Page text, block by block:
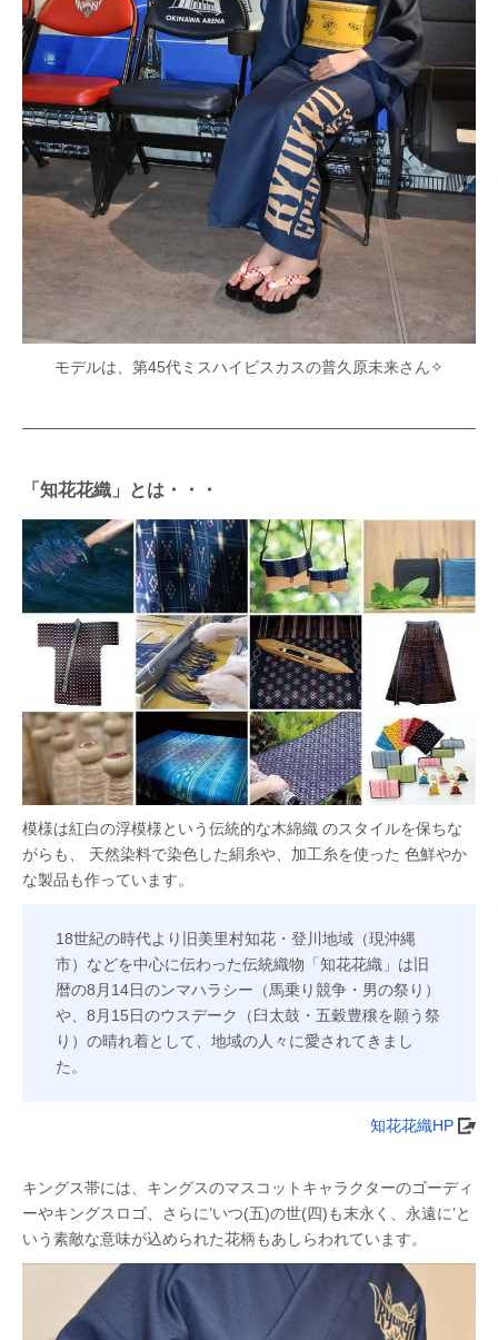
モデルは、第45代ミスハイビスカスの普久原未来さん✧
「知花花織」とは・・・
模様は紅白の浮模様という伝統的な木綿織 のスタイルを保ちな
がらも、 天然染料で染色した絹糸や、加工糸を使った 色鮮やか
な製品も作っています。
18世紀の時代より旧美里村知花・登川地域（現沖縄
市）などを中心に伝わった伝統織物「知花花織」は旧
暦の8月14日のンマハラシー（馬乗り競争・男の祭り）
や、8月15日のウスデーク（臼太鼓・五穀豊穣を願う祭
り）の晴れ着として、地域の人々に愛されてきまし
た。
知花花織HP
キングス帯には、キングスのマスコットキャラクターのゴーディ
ーやキングスロゴ、さらに’いつ(五)の世(四)も末永く、永遠に’と
いう素敵な意味が込められた花柄もあしらわれています。